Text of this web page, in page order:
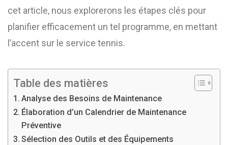
cet article, nous explorerons les étapes clés pour
planifier efficacement un tel programme, en mettant
l’accent sur le service tennis.
Table des matières
Analyse des Besoins de Maintenance
Élaboration d’un Calendrier de Maintenance
Préventive
Sélection des Outils et des Équipements